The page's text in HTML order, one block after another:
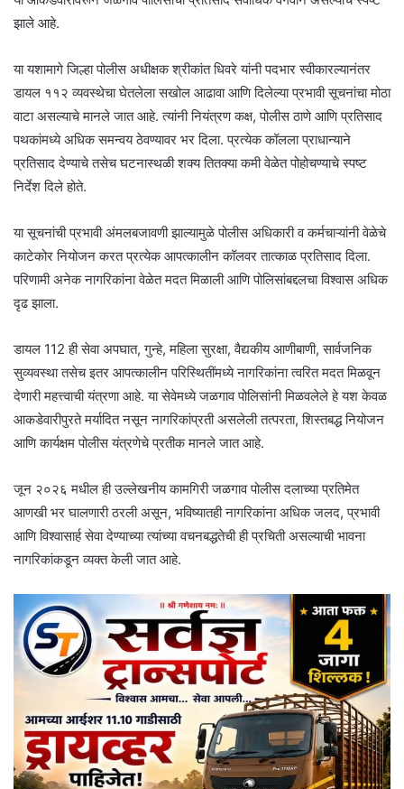
झाले आहे.
या यशामागे जिल्हा पोलीस अधीक्षक श्रीकांत धिवरे यांनी पदभार स्वीकारल्यानंतर
डायल ११२ व्यवस्थेचा घेतलेला सखोल आढावा आणि दिलेल्या प्रभावी सूचनांचा मोठा
वाटा असल्याचे मानले जात आहे. त्यांनी नियंत्रण कक्ष, पोलीस ठाणे आणि प्रतिसाद
पथकांमध्ये अधिक समन्वय ठेवण्यावर भर दिला. प्रत्येक कॉलला प्राधान्याने
प्रतिसाद देण्याचे तसेच घटनास्थळी शक्य तितक्या कमी वेळेत पोहोचण्याचे स्पष्ट
निर्देश दिले होते.
या सूचनांची प्रभावी अंमलबजावणी झाल्यामुळे पोलीस अधिकारी व कर्मचाऱ्यांनी वेळेचे
काटेकोर नियोजन करत प्रत्येक आपत्कालीन कॉलवर तात्काळ प्रतिसाद दिला.
परिणामी अनेक नागरिकांना वेळेत मदत मिळाली आणि पोलिसांबद्दलचा विश्वास अधिक
दृढ झाला.
डायल 112 ही सेवा अपघात, गुन्हे, महिला सुरक्षा, वैद्यकीय आणीबाणी, सार्वजनिक
सुव्यवस्था तसेच इतर आपत्कालीन परिस्थितींमध्ये नागरिकांना त्वरित मदत मिळवून
देणारी महत्त्वाची यंत्रणा आहे. या सेवेमध्ये जळगाव पोलिसांनी मिळवलेले हे यश केवळ
आकडेवारीपुरते मर्यादित नसून नागरिकांप्रती असलेली तत्परता, शिस्तबद्ध नियोजन
आणि कार्यक्षम पोलीस यंत्रणेचे प्रतीक मानले जात आहे.
जून २०२६ मधील ही उल्लेखनीय कामगिरी जळगाव पोलीस दलाच्या प्रतिमेत
आणखी भर घालणारी ठरली असून, भविष्यातही नागरिकांना अधिक जलद, प्रभावी
आणि विश्वासार्ह सेवा देण्याच्या त्यांच्या वचनबद्धतेची ही प्रचिती असल्याची भावना
नागरिकांकडून व्यक्त केली जात आहे.